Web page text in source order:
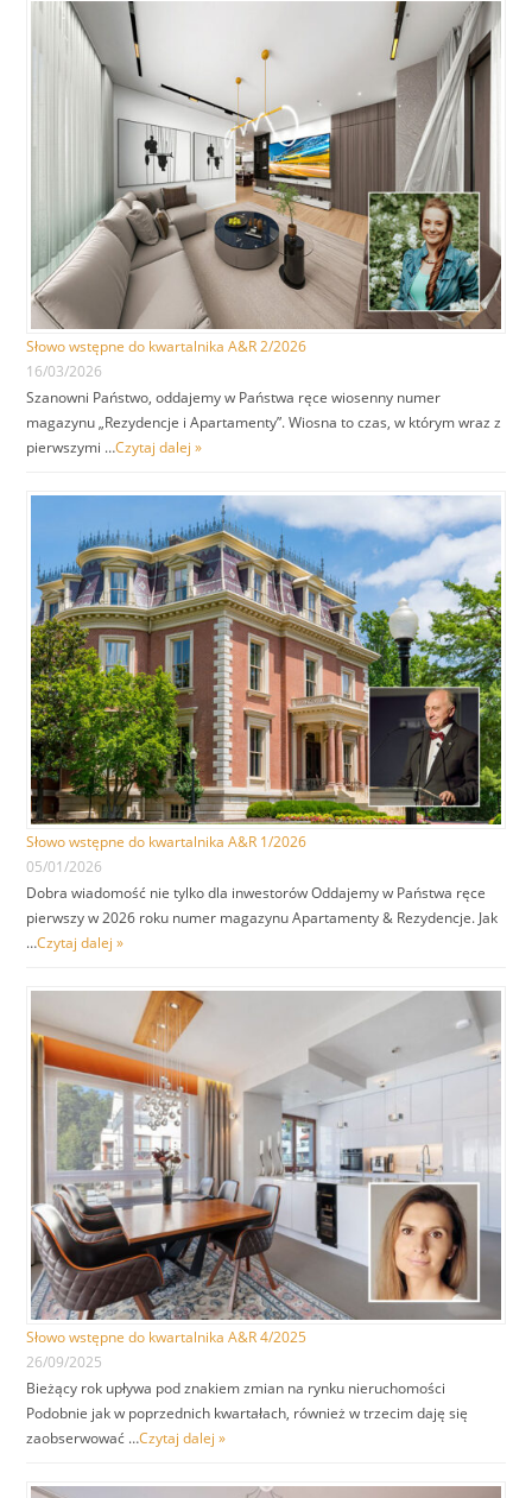
Słowo wstępne do kwartalnika A&R 2/2026
16/03/2026
Szanowni Państwo, oddajemy w Państwa ręce wiosenny numer
magazynu „Rezydencje i Apartamenty”. Wiosna to czas, w którym wraz z
pierwszymi …Czytaj dalej »
Słowo wstępne do kwartalnika A&R 1/2026
05/01/2026
Dobra wiadomość nie tylko dla inwestorów Oddajemy w Państwa ręce
pierwszy w 2026 roku numer magazynu Apartamenty & Rezydencje. Jak
…Czytaj dalej »
Słowo wstępne do kwartalnika A&R 4/2025
26/09/2025
Bieżący rok upływa pod znakiem zmian na rynku nieruchomości
Podobnie jak w poprzednich kwartałach, również w trzecim daję się
zaobserwować …Czytaj dalej »